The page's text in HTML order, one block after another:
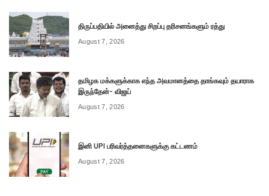
திருப்பதியில் அனைத்து சிறப்பு தரிசனங்களும் ரத்து
August 7, 2026
தமிழக மக்களுக்காக எந்த அவமானத்தை தாங்கவும் தயாராக
இருந்தேன்- விஜய்
August 7, 2026
இனி UPI பரிவர்த்தனைகளுக்கு கட்டணம்
August 7, 2026